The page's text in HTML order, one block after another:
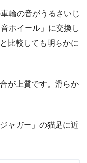
輪の音がうるさいじ
ホイール」に交換し
比較しても明らかに
が上質です。滑らか
ャガー」の猫足に近